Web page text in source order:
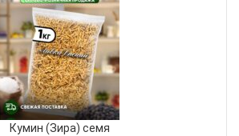
Кумин (Зира) семя